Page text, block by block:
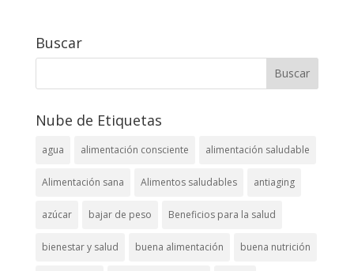
Buscar
Nube de Etiquetas
agua alimentación consciente alimentación saludable
Alimentación sana Alimentos saludables antiaging
azúcar bajar de peso Beneficios para la salud
bienestar y salud buena alimentación buena nutrición